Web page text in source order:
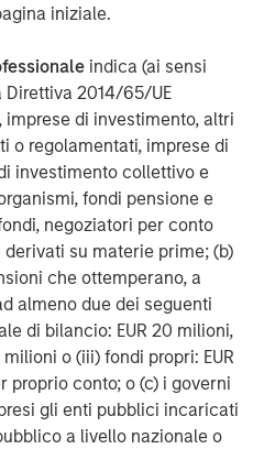
iniziale.
indica (ai sensi
Direttiva 2014/65/UE
imprese di investimento, altri
o regolamentati, imprese di
investimento collettivo e
fondi pensione e
negoziatori per conto
su materie prime; (b)
che ottemperano, a
almeno due dei seguenti
di bilancio: EUR 20 milioni,
o (iii) fondi propri: EUR
proprio conto; o (c) i governi
gli enti pubblici incaricati
a livello nazionale o
Management
Management, together with
has more than 1,300
the world and $1.9
or supervision as of
Investment Management
long-term investment
comprehensive suite of
to a diverse client
institutions,
worldwide. For further
Investment
im